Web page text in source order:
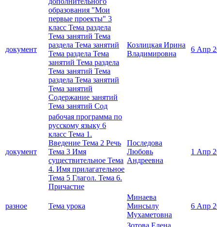
документ
образования "Мои
первые проекты" 3
класс Тема раздела
Тема занятий Тема
раздела Тема занятий
Тема раздела Тема
занятий Тема раздела
Тема занятий Тема
раздела Тема занятий
Тема занятий
Содержание занятий
Тема занятий Сод
Козлицкая Ирина
Владимировна
6 Апр
документ
рабочая программа по
русскому языку 6
класс Тема 1.
Введение Тема 2 Речь
Тема 3 Имя
существительное Тема
4. Имя прилагательное
Тема 5 Глагол. Тема 6.
Причастие
Последова
Любовь
Андреевна
1 Апр
разное Тема урока
Минаева
Минсылу
Мухаметовна
6 Апр